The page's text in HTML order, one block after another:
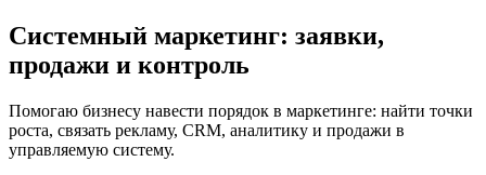
Системный маркетинг: заявки,
продажи и контроль
Помогаю бизнесу навести порядок в маркетинге: найти точки
роста, связать рекламу, CRM, аналитику и продажи в
управляемую систему.